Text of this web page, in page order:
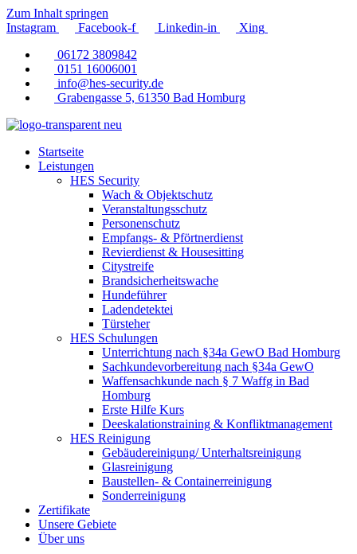
Zum Inhalt springen
Instagram
Facebook-f Linkedin-in
Xing
06172 3809842
0151 16006001
info@hes-security.de
Grabengasse 5, 61350 Bad Homburg
Startseite
Leistungen
HES Security
Wach & Objektschutz
Veranstaltungsschutz
Personenschutz
Empfangs- & Pförtnerdienst
Revierdienst & Housesitting
Citystreife
Brandsicherheitswache
Hundeführer
Ladendetektei
Türsteher
HES Schulungen
Unterrichtung nach §34a GewO Bad Homburg
Sachkundevorbereitung nach §34a GewO
Waffensachkunde nach § 7 Waffg in Bad
Homburg
Erste Hilfe Kurs
Deeskalationstraining & Konfliktmanagement
HES Reinigung
Gebäudereinigung/ Unterhaltsreinigung
Glasreinigung
Baustellen- & Containerreinigung
Sonderreinigung
Zertifikate
Unsere Gebiete
Über uns